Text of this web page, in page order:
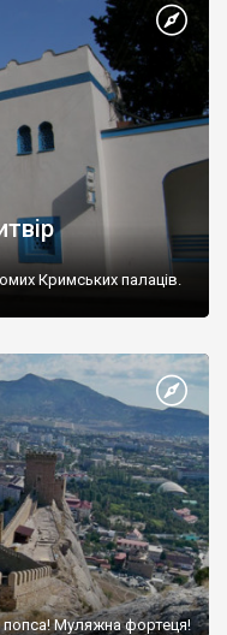
Кримських палаців.
попса! Муляжна фортеця!